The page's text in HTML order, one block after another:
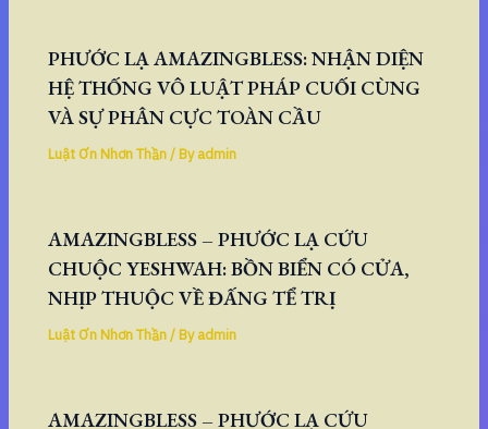
PHƯỚC LẠ AMAZINGBLESS: NHẬN DIỆN
HỆ THỐNG VÔ LUẬT PHÁP CUỐI CÙNG
VÀ SỰ PHÂN CỰC TOÀN CẦU
Luật Ơn Nhơn Thần/ Byadmin
AMAZINGBLESS – PHƯỚC LẠ CỨU
CHUỘC YESHWAH: BỒN BIỂN CÓ CỬA,
NHỊP THUỘC VỀ ĐẤNG TỂ TRỊ
Luật Ơn Nhơn Thần/ Byadmin
AMAZINGBLESS – PHƯỚC LẠ CỨU